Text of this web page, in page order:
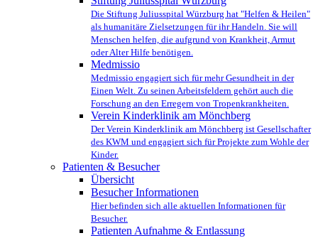
Die Stiftung Juliusspital Würzburg hat "Helfen & Heilen"
als humanitäre Zielsetzungen für ihr Handeln. Sie will
Menschen helfen, die aufgrund von Krankheit, Armut
oder Alter Hilfe benötigen.
Medmissio
Medmissio engagiert sich für mehr Gesundheit in der
Einen Welt. Zu seinen Arbeitsfeldern gehört auch die
Forschung an den Erregern von Tropenkrankheiten.
Verein Kinderklinik am Mönchberg
Der Verein Kinderklinik am Mönchberg ist Gesellschafter
des KWM und engagiert sich für Projekte zum Wohle der
Kinder.
Patienten & Besucher
Übersicht
Besucher Informationen
Hier befinden sich alle aktuellen Informationen für
Besucher.
Patienten Aufnahme & Entlassung